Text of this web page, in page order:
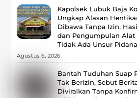
Kapolsek Lubuk Baja
Ungkap Alasan
Dibawa Tanpa Izin,
dan Pengumpulan Alat
Tidak Ada Unsur Pidana
Agustus 6, 2026
Bantah Tuduhan Suap
Tak Berizin, Sebut
Diviralkan Tanpa